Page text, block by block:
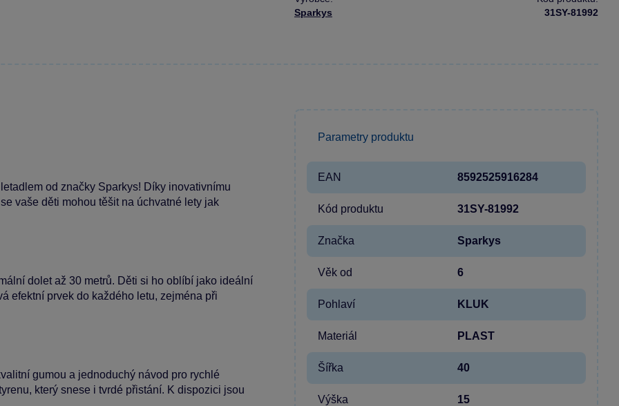
Sparkys
31SY-81992
od značky Sparkys! Díky inovativnímu
vaše děti mohou těšit na úchvatné lety jak
dolet až 30 metrů. Děti si ho oblíbí jako ideální
efektní prvek do každého letu, zejména při
gumou a jednoduchý návod pro rychlé
který snese i tvrdé přistání. K dispozici jsou
Parametry produktu
EAN 8592525916284
Kód produktu 31SY-81992
Značka Sparkys
Věk od 6
Pohlaví KLUK
Materiál PLAST
Šířka 40
Výška 15